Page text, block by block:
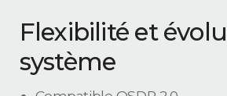
Flexibilité et
système